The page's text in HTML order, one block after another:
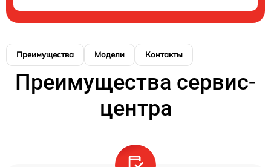
Преимущества Модели Контакты
Преимущества сервис-
центра